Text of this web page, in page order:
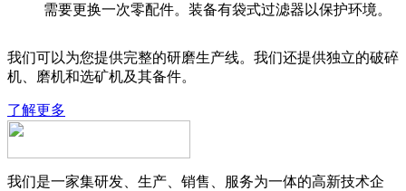
需要更换一次零配件。装备有袋式过滤器以保护环境。
我们可以为您提供完整的研磨生产线。我们还提供独立的破碎
机、磨机和选矿机及其备件。
了解更多
我们是一家集研发、生产、销售、服务为一体的高新技术企